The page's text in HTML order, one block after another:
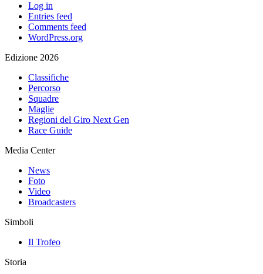
Log in
Entries feed
Comments feed
WordPress.org
Edizione 2026
Classifiche
Percorso
Squadre
Maglie
Regioni del Giro Next Gen
Race Guide
Media Center
News
Foto
Video
Broadcasters
Simboli
Il Trofeo
Storia